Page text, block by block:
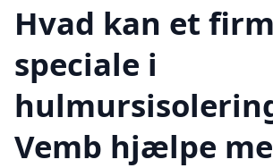
Hvad kan et
speciale i
Vemb hjælpe